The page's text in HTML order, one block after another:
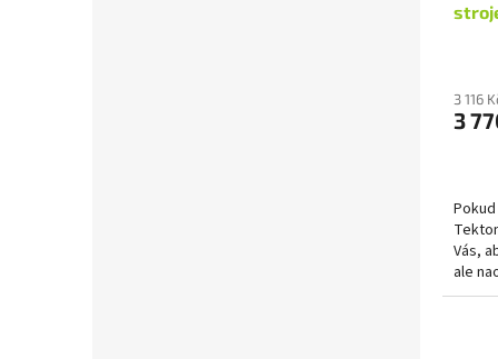
3 116
3
Vás,
ale
mohli